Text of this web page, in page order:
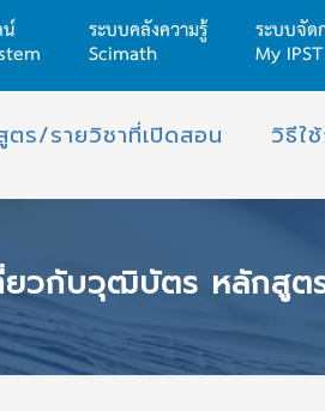
ระบบคลังความรู้
Scimath
ระบบจัด
My IPST
ตร/รายวิชาที่เปิดสอน วิธีใ
รงการการพัฒนานักเรียนอย่างมีคุณภาพด้วยการจัดประสบการณ์เรียนรู้วิทยาศาสตร์ คณิตศา